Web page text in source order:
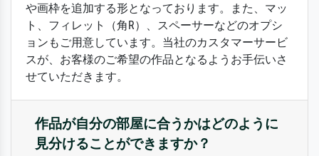
や画枠を追加する形となっております。また、マッ
ト、フィレット（角R）、スペーサーなどのオプシ
ョンもご用意しています。当社のカスタマーサービ
スが、お客様のご希望の作品となるようお手伝いさ
せていただきます。
作品が自分の部屋に合うかはどのように
見分けることができますか？